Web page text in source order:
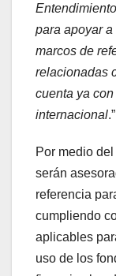
para apoyar
marcos de
relacionadas
cuenta ya
internacional.”
Por medio
serán
referencia
cumpliendo
aplicables
uso de los